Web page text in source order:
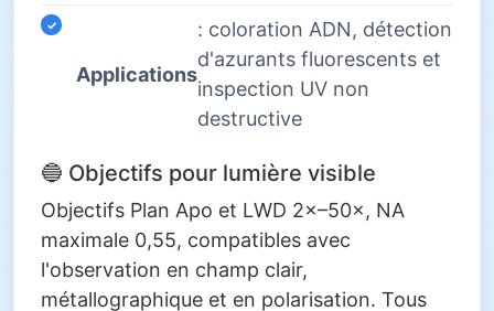
Applications
: coloration ADN, détection
d'azurants fluorescents et
inspection UV non
destructive
🔵 Objectifs pour lumière visible
Objectifs Plan Apo et LWD 2×–50×, NA
maximale 0,55, compatibles avec
l'observation en champ clair,
métallographique et en polarisation. Tous